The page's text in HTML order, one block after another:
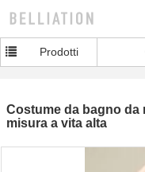
Prodotti
Costume da bagno da
misura a vita alta